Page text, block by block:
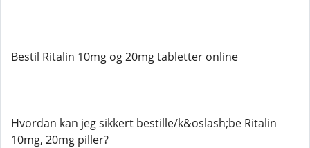
Bestil Ritalin 10mg og 20mg tabletter online
Hvordan kan jeg sikkert bestille/k&oslash;be Ritalin
10mg, 20mg piller?